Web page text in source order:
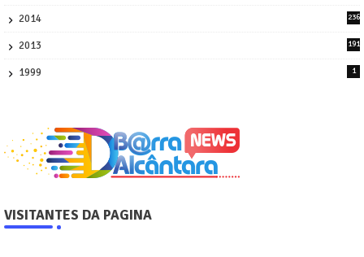
2014
236
2013
191
1999 1
VISITANTES DA PAGINA